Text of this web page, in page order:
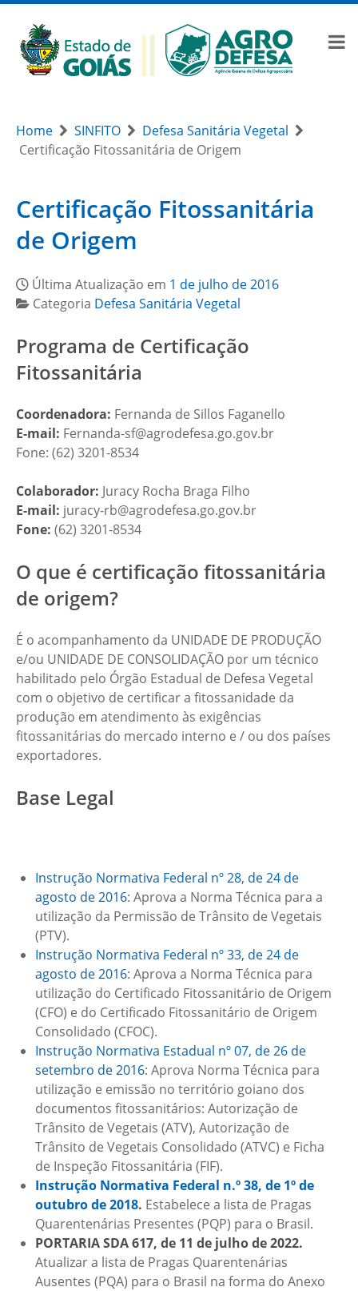
Home SINFITO
Defesa Sanitária Vegetal
Certificação Fitossanitária de Origem
Certificação Fitossanitária
de Origem
Última Atualização em 1 de julho de 2016
Categoria Defesa Sanitária Vegetal
Programa de Certificação
Fitossanitária
Coordenadora: Fernanda de Sillos Faganello
E-mail: Fernanda-sf@agrodefesa.go.gov.br
Fone: (62) 3201-8534
Colaborador: Juracy Rocha Braga Filho
E-mail: juracy-rb@agrodefesa.go.gov.br
Fone: (62) 3201-8534
O que é certificação fitossanitária
de origem?
É o acompanhamento da UNIDADE DE PRODUÇÃO
e/ou UNIDADE DE CONSOLIDAÇÃO por um técnico
habilitado pelo Órgão Estadual de Defesa Vegetal
com o objetivo de certificar a fitossanidade da
produção em atendimento às exigências
fitossanitárias do mercado interno e / ou dos países
exportadores.
Base Legal
Instrução Normativa Federal nº 28, de 24 de
agosto de 2016: Aprova a Norma Técnica para a
utilização da Permissão de Trânsito de Vegetais
(PTV).
Instrução Normativa Federal nº 33, de 24 de
agosto de 2016: Aprova a Norma Técnica para
utilização do Certificado Fitossanitário de Origem
(CFO) e do Certificado Fitossanitário de Origem
Consolidado (CFOC).
Instrução Normativa Estadual nº 07, de 26 de
setembro de 2016: Aprova Norma Técnica para
utilização e emissão no território goiano dos
documentos fitossanitários: Autorização de
Trânsito de Vegetais (ATV), Autorização de
Trânsito de Vegetais Consolidado (ATVC) e Ficha
de Inspeção Fitossanitária (FIF).
Instrução Normativa Federal n.º 38, de 1º de
outubro de 2018. Estabelece a lista de Pragas
Quarentenárias Presentes (PQP) para o Brasil.
PORTARIA SDA 617, de 11 de julho de 2022.
Atualizar a lista de Pragas Quarentenárias
Ausentes (PQA) para o Brasil na forma do Anexo